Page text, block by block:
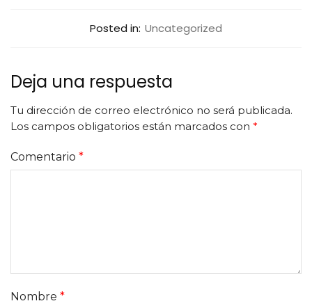
Posted in: Uncategorized
Deja una respuesta
Tu dirección de correo electrónico no será publicada.
Los campos obligatorios están marcados con *
Comentario *
Nombre *